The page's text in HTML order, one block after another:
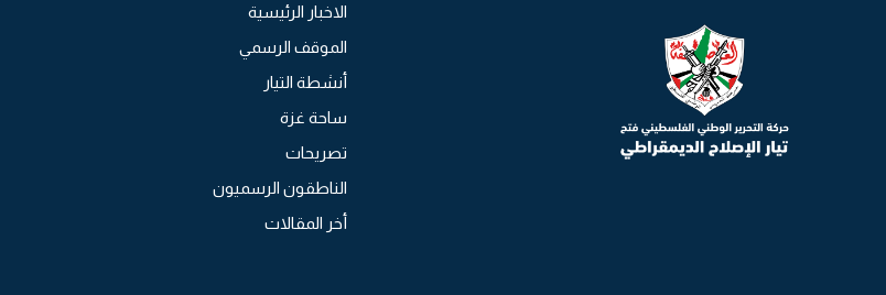
الاخبار الرئيسية
الموقف الرسمي
أنشطة التيار
ساحة غزة
تصريحات
الناطقون الرسميون
أخر المقالات